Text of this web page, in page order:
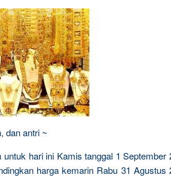
dan antri ~
hari ini Kamis tanggal 1 September
harga kemarin Rabu 31 Agustus